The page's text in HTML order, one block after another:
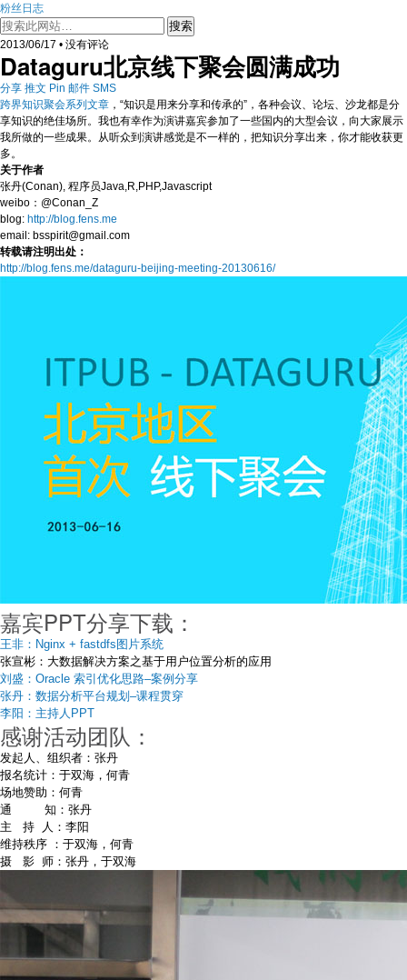
粉丝日志
2013/06/17 • 没有评论
Dataguru北京线下聚会圆满成功
分享 推文 Pin 邮件 SMS
跨界知识聚会系列文章 ，“知识是用来分享和传承的”，各种会议、论坛、沙龙都是分
享知识的绝佳场所。我也有幸作为演讲嘉宾参加了一些国内的大型会议，向大家展示
我所做的一些成果。从听众到演讲感觉是不一样的，把知识分享出来，你才能收获更
多。
关于作者
张丹(Conan), 程序员Java,R,PHP,Javascript
weibo：@Conan_Z
blog: http://blog.fens.me
email: bsspirit@gmail.com
转载请注明出处：
http://blog.fens.me/dataguru-beijing-meeting-20130616/
嘉宾PPT分享下载：
王非：Nginx + fastdfs图片系统
张宣彬：大数据解决方案之基于用户位置分析的应用
刘盛：Oracle 索引优化思路–案例分享
张丹：数据分析平台规划–课程贯穿
李阳：主持人PPT
感谢活动团队：
发起人、组织者：张丹
报名统计：于双海，何青
场地赞助：何青
通 知：张丹
主 持 人：李阳
维持秩序 ：于双海，何青
摄 影 师：张丹，于双海